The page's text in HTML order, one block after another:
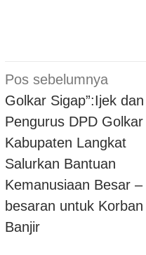
Navigasi
pos
Pos sebelumnya
Golkar Sigap”:Ijek dan
Pengurus DPD Golkar
Kabupaten Langkat
Salurkan Bantuan
Kemanusiaan Besar –
besaran untuk Korban
Banjir